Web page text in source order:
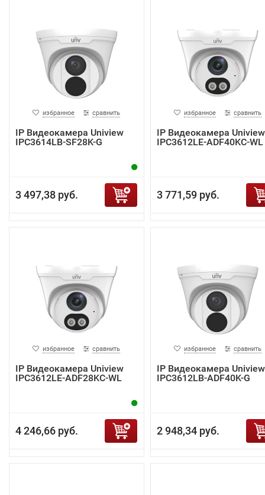
избранное сравнить
IP Видеокамера Uniview
IPC3614LB-SF28K-G
3 497,38 руб.
избранное сравнить
IP Видеокамера Uniview
IPC3612LE-ADF40KC-WL
3 771,59 руб.
избранное сравнить
IP Видеокамера Uniview
IPC3612LE-ADF28KC-WL
4 246,66 руб.
избранное сравнить
IP Видеокамера Uniview
IPC3612LB-ADF40K-G
2 948,34 руб.